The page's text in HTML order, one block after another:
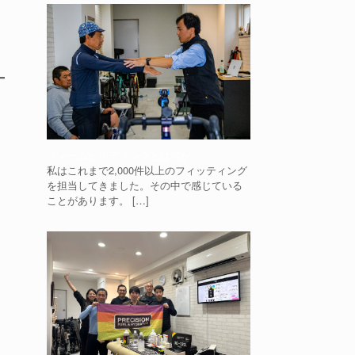
私はこれまで2,000件以上のフィッティング
を担当してきました。その中で感じている
ことがあります。[…]